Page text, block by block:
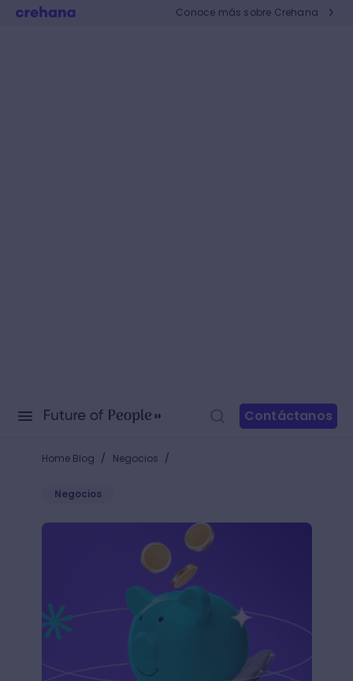
Conoce más sobre Crehana
Contáctanos
Home Blog / Negocios /
Negocios
¿Cómo hacer un plan de finanzas personales? 7